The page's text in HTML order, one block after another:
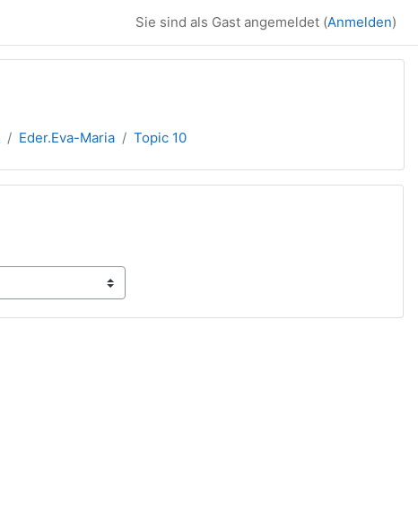
Sie sind als Gast angemeldet (Anmelden)
Eder.Eva-Maria Topic 10